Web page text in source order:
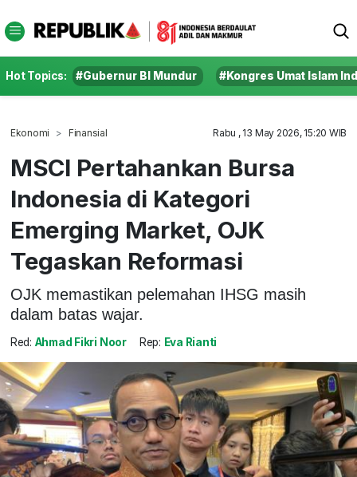
Hot Topics: #Gubernur BI Mundur #Kongres Umat Islam
Ekonomi Finansial Rabu , 13 May 2026, 15:20 WIB
MSCI Pertahankan Bursa
Indonesia di Kategori
Emerging Market, OJK
Tegaskan Reformasi
OJK memastikan pelemahan IHSG masih
dalam batas wajar.
Red: Ahmad Fikri Noor Rep: Eva Rianti